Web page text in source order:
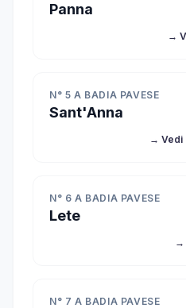
Panna
→
N° 5 A BADIA PAVESE
Sant'Anna
→ Vedi
N° 6 A BADIA PAVESE
Lete
→
N° 7 A BADIA PAVESE